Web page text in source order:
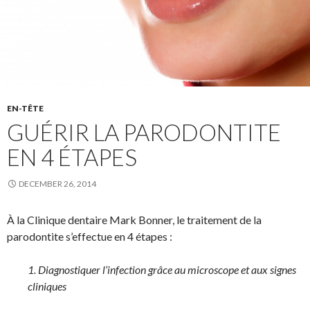
EN-TÊTE
GUÉRIR LA PARODONTITE
EN 4 ÉTAPES
DECEMBER 26, 2014
À la Clinique dentaire Mark Bonner, le traitement de la
parodontite s’effectue en 4 étapes :
1. Diagnostiquer l’infection grâce au microscope et aux signes
cliniques